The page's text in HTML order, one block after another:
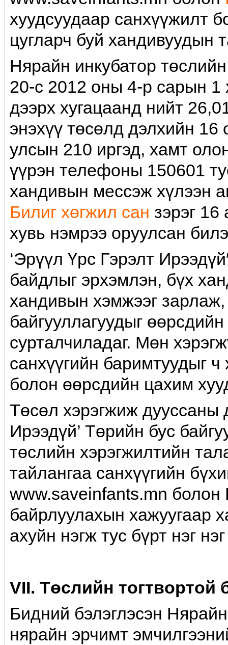
хуудсуудаар санхүүжилт
цугларч буй хандивуудын
Нярайн инкубатор
20-с 2012 оны 4-р сарын 1
дээрх хугацаанд нийт
энэхүү төсөлд дэлхийн
улсын 210 иргэд, хамт
үүрэн телефоны 150601
хандивын мессэж хүлээн
Билиг хөгжил сан зэрэг
хувь нэмрээ оруулсан
‘Эрүүл Үрс Гэрэлт
байдлыг эрхэмлэн, бүх
хандивын хэмжээг
байгууллагуудыг
сурталчиладаг. Мөн
санхүүгийн баримтуудыг
болон өөрсдийн цахим
Төсөл хэрэгжиж дууссаны
Ирээдүй’ Төрийн бус
төслийн хэрэгжилтийн
тайлангаа санхүүгийн
www.saveinfants.mn болон
байрлуулахын хажуугаар
ахуйн нэгж тус бүрт нэг
VII. Төслийн тогтвортой
Бидний бэлэглэсэн
нярайн эрчимт